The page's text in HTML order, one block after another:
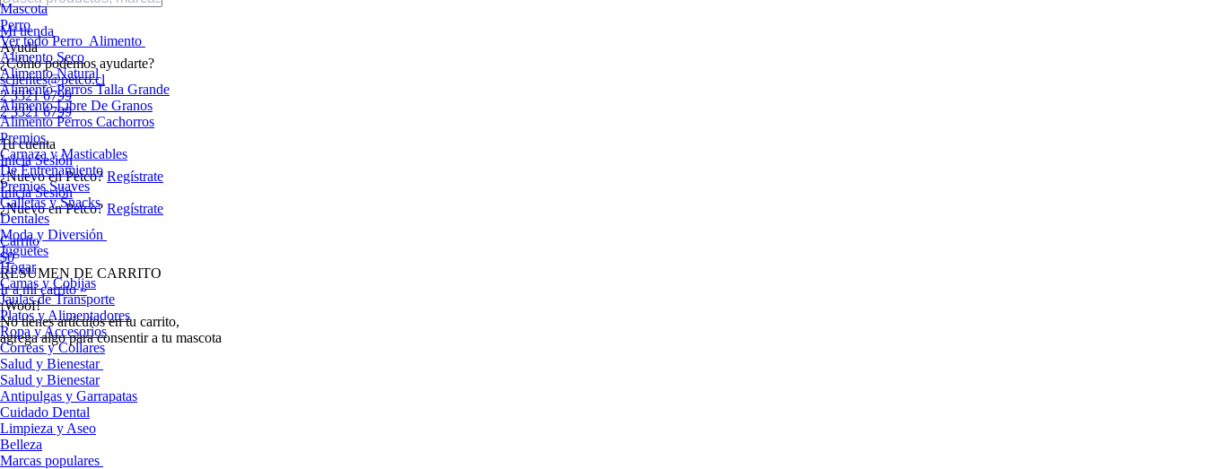
Mi tienda
Ayuda
¿Cómo podemos ayudarte?
sclientes@petco.cl
2 3321 6799
2 3321 6799
Tu cuenta
Inicia Sesión
¿Nuevo en Petco? Regístrate
Inicia Sesión
¿Nuevo en Petco? Regístrate
Carrito
$0
RESUMEN DE CARRITO
Ir a mi carrito »
¡Woof!
No tíenes artículos en tu carrito,
agrega algo para consentir a tu mascota
Mascota
Perro
Ver todo Perro Alimento
Alimento Seco
Alimento Natural
Alimento Perros Talla Grande
Alimento Libre De Granos
Alimento Perros Cachorros
Premios
Carnaza y Masticables
De Entrenamiento
Premios Suaves
Galletas y Snacks
Dentales
Moda y Diversión
Juguetes
Hogar
Camas y Cobijas
Jaulas de Transporte
Platos y Alimentadores
Ropa y Accesorios
Correas y Collares
Salud y Bienestar
Salud y Bienestar
Antipulgas y Garrapatas
Cuidado Dental
Limpieza y Aseo
Belleza
Marcas populares